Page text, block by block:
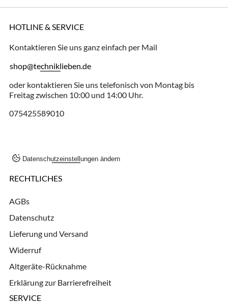
HOTLINE & SERVICE
Kontaktieren Sie uns ganz einfach per Mail
shop@techniklieben.de
oder kontaktieren Sie uns telefonisch von Montag bis
Freitag zwischen 10:00 und 14:00 Uhr.
075425589010
Datenschutzeinstellungen ändern
RECHTLICHES
AGBs
Datenschutz
Lieferung und Versand
Widerruf
Altgeräte-Rücknahme
Erklärung zur Barrierefreiheit
SERVICE